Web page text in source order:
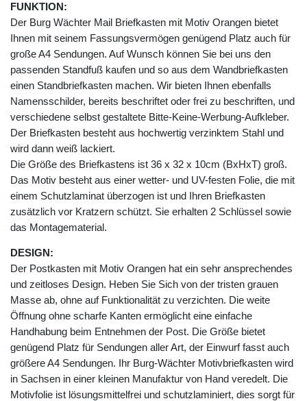
FUNKTION:
Der Burg Wächter Mail Briefkasten mit Motiv Orangen bietet
Ihnen mit seinem Fassungsvermögen genügend Platz auch für
große A4 Sendungen. Auf Wunsch können Sie bei uns den
passenden Standfuß kaufen und so aus dem Wandbriefkasten
einen Standbriefkasten machen. Wir bieten Ihnen ebenfalls
Namensschilder, bereits beschriftet oder frei zu beschriften, und
verschiedene selbst gestaltete Bitte-Keine-Werbung-Aufkleber.
Der Briefkasten besteht aus hochwertig verzinktem Stahl und
wird dann weiß lackiert.
Die Größe des Briefkastens ist 36 x 32 x 10cm (BxHxT) groß.
Das Motiv besteht aus einer wetter- und UV-festen Folie, die mit
einem Schutzlaminat überzogen ist und Ihren Briefkasten
zusätzlich vor Kratzern schützt. Sie erhalten 2 Schlüssel sowie
das Montagematerial.
DESIGN:
Der Postkasten mit Motiv Orangen hat ein sehr ansprechendes
und zeitloses Design. Heben Sie Sich von der tristen grauen
Masse ab, ohne auf Funktionalität zu verzichten. Die weite
Öffnung ohne scharfe Kanten ermöglicht eine einfache
Handhabung beim Entnehmen der Post. Die Größe bietet
genügend Platz für Sendungen aller Art, der Einwurf fasst auch
größere A4 Sendungen. Ihr Burg-Wächter Motivbriefkasten wird
in Sachsen in einer kleinen Manufaktur von Hand veredelt. Die
Motivfolie ist lösungsmittelfrei und schutzlaminiert, dies sorgt für